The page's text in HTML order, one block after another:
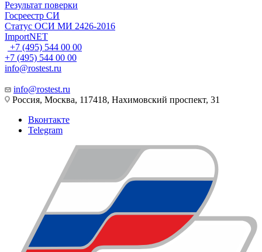
Результат поверки
Госреестр СИ
Статус ОСИ МИ 2426-2016
ImportNET
+7 (495) 544 00 00
+7 (495) 544 00 00
info@rostest.ru
info@rostest.ru
Россия, Москва, 117418, Нахимовский проспект, 31
Вконтакте
Telegram